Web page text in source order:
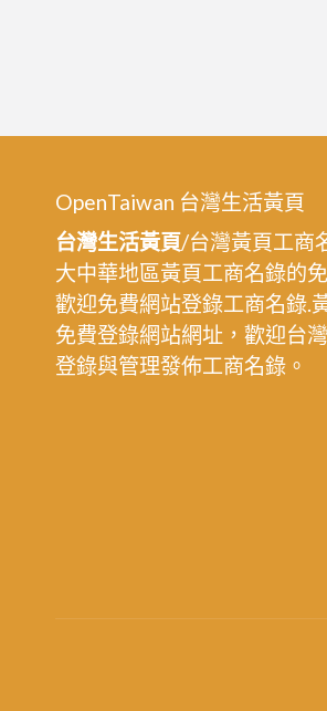
OpenTaiwan 台灣生活黃頁
台灣生活黃頁/台灣黃頁工商
大中華地區黃頁工商名錄的
歡迎免費網站登錄工商名錄.
免費登錄網站網址，歡迎台
登錄與管理發佈工商名錄。